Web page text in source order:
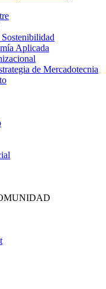
Aplicada
de Mercadotecnia